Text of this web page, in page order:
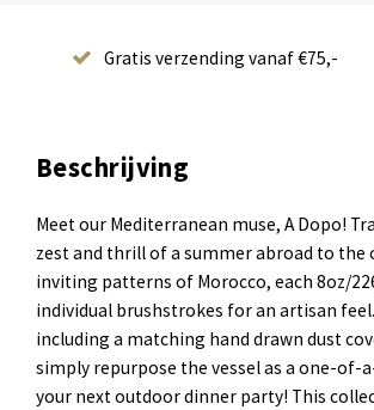
Gratis verzending vanaf €75,-
Beschrijving
Meet our Mediterranean muse, A Dopo!
zest and thrill of a summer abroad to
inviting patterns of Morocco, each 8oz/
individual brushstrokes for an artisan
including a matching hand drawn dust
simply repurpose the vessel as a one-of-
your next outdoor dinner party! This